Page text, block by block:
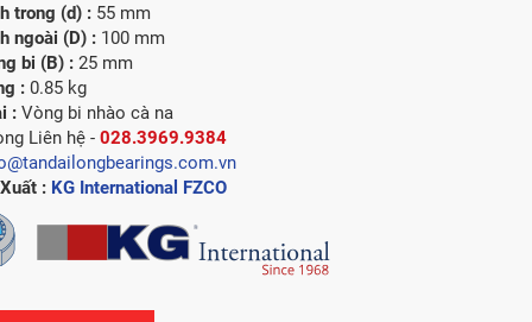
trong (d) : 55 mm
ngoài (D) : 100 mm
bi (B) : 25 mm
:0.85 kg
:Vòng bi nhào cà na
Liên hệ -028.3969.9384
: KG International FZCO